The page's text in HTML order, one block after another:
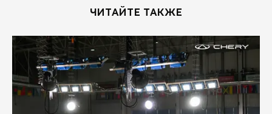
ЧИТАЙТЕ ТАКЖЕ